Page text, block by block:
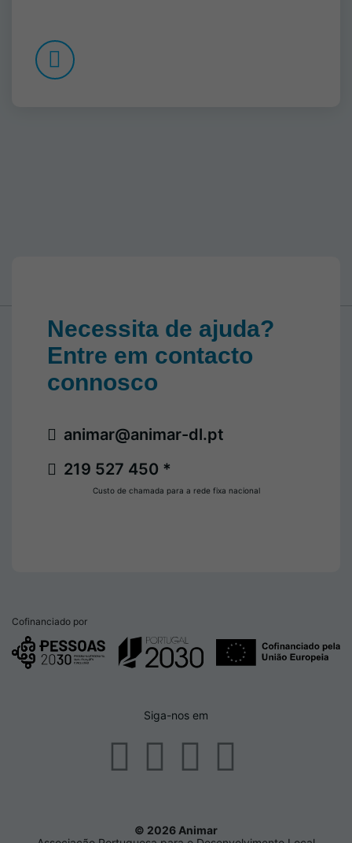
Necessita de ajuda?
Entre em contacto
connosco
219 527 450 *
animar@animar-dl.pt
Custo de chamada para a rede fixa nacional
Cofinanciado por
Siga-nos em
© 2026 Animar